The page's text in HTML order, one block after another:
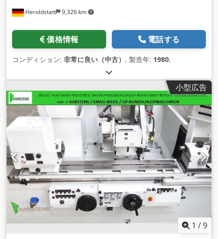
Heroldstatt 9,326 km
価格情報 電話する
コンディション: 非常に良い（中古） , 製造年: 1980,
小型広告
1 /9